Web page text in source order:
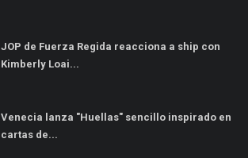
JOP de Fuerza Regida reacciona a ship con
Kimberly Loai...
Venecia lanza "Huellas" sencillo inspirado en
cartas de...